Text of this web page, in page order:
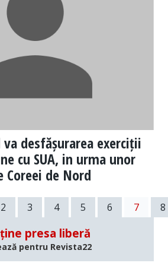
va desfășurarea exerciții
cu SUA, in urma unor
de Nord
2 3 4 5 6 7 8
presa liberă
pentru Revista22